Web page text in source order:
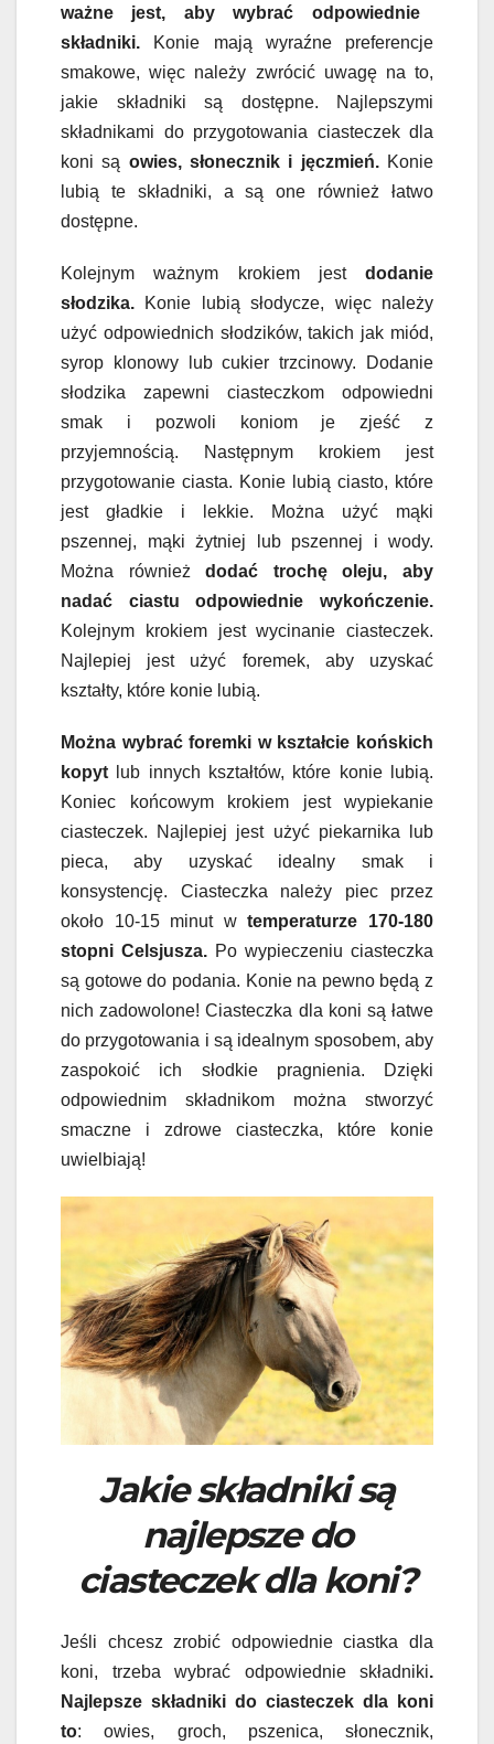
ważne jest, aby wybrać odpowiednie
składniki. Konie mają wyraźne preferencje
smakowe, więc należy zwrócić uwagę na to,
jakie składniki są dostępne. Najlepszymi
składnikami do przygotowania ciasteczek dla
koni są owies, słonecznik i jęczmień.Konie
lubią te składniki, a są one również łatwo
dostępne.
Kolejnym ważnym krokiem jestdodanie
słodzika. Konie lubią słodycze, więc należy
użyć odpowiednich słodzików, takich jak miód,
syrop klonowy lub cukier trzcinowy. Dodanie
słodzika zapewni ciasteczkom odpowiedni
smak i pozwoli koniom je zjeść z
przyjemnością. Następnym krokiem jest
przygotowanie ciasta. Konie lubią ciasto, które
jest gładkie i lekkie. Można użyć mąki
pszennej, mąki żytniej lub pszennej i wody.
Można równieżdodać trochę oleju, aby
nadać ciastu odpowiednie wykończenie.
Kolejnym krokiem jest wycinanie ciasteczek.
Najlepiej jest użyć foremek, aby uzyskać
kształty, które konie lubią.
Można wybrać foremki w kształcie końskich
kopyt lub innych kształtów, które konie lubią.
Koniec końcowym krokiem jest wypiekanie
ciasteczek. Najlepiej jest użyć piekarnika lub
pieca, aby uzyskać idealny smak i
konsystencję. Ciasteczka należy piec przez
około 10-15 minut wtemperaturze 170-180
stopni Celsjusza. Po wypieczeniu ciasteczka
są gotowe do podania. Konie na pewno będą z
nich zadowolone! Ciasteczka dla koni są łatwe
do przygotowania i są idealnym sposobem, aby
zaspokoić ich słodkie pragnienia. Dzięki
odpowiednim składnikom można stworzyć
smaczne i zdrowe ciasteczka, które konie
uwielbiają!
Jakie składniki są
najlepsze do
ciasteczek dla koni?
Jeśli chcesz zrobić odpowiednie ciastka dla
koni, trzeba wybrać odpowiednie składniki.
Najlepsze składniki do ciasteczek dla koni
to: owies, groch, pszenica, słonecznik,